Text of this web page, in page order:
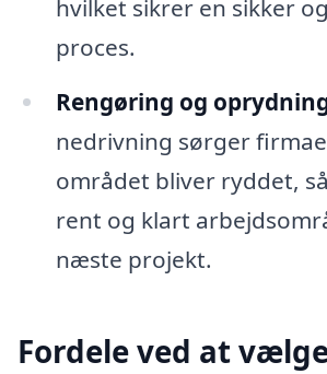
hvilket sikrer en sikker
proces.
Rengøring og
nedrivning sørger
området bliver ryddet,
rent og klart
næste projekt.
Fordele ved at